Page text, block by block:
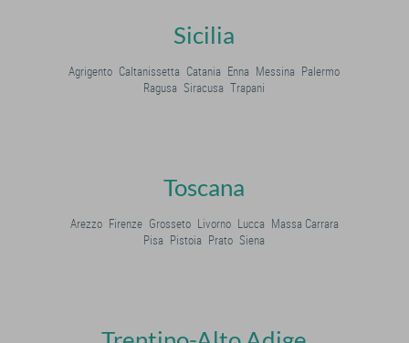
Sicilia
Agrigento Caltanissetta Catania Enna Messina Palermo
Ragusa Siracusa Trapani
Toscana
Arezzo Firenze Grosseto Livorno Lucca Massa Carrara
Pisa Pistoia Prato Siena